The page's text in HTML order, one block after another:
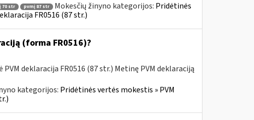
70 str pvmį 87 str Mokesčių žinyno kategorijos: Pridėtinės
FR0516 (87 str.)
(forma FR0516)?
deklaracija FR0516 (87 str.) Metinę PVM deklaraciją
kategorijos: Pridėtinės vertės mokestis » PVM